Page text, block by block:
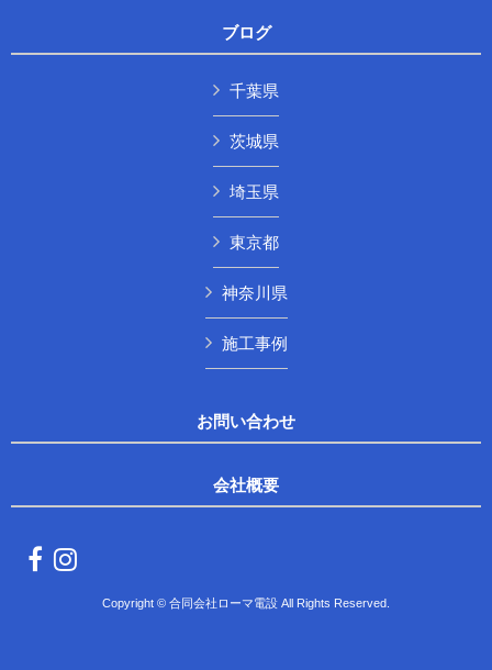
ブログ
千葉県
茨城県
埼玉県
東京都
神奈川県
施工事例
お問い合わせ
会社概要
Copyright © 合同会社ローマ電設 All Rights Reserved.